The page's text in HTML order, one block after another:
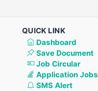
QUICK LINK
Dashboard
Save Document
Job Circular
Application Jobs
SMS Alert